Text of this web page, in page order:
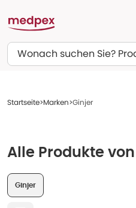
Suchen
Startseite Marken Ginjer
Alle Produkte von
Ginjer